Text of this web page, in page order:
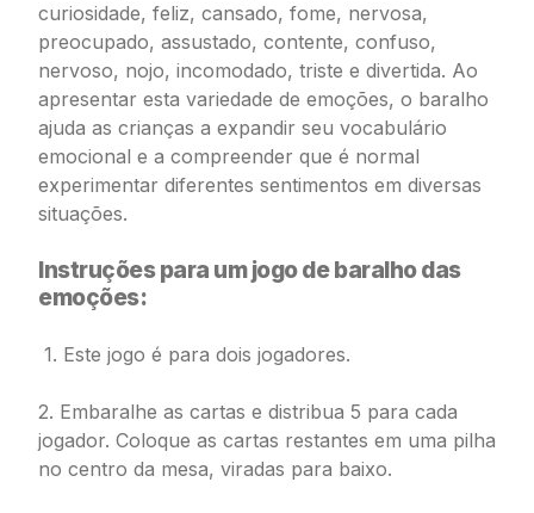
curiosidade, feliz, cansado, fome, nervosa,
preocupado, assustado, contente, confuso,
nervoso, nojo, incomodado, triste e divertida. Ao
apresentar esta variedade de emoções, o baralho
ajuda as crianças a expandir seu vocabulário
emocional e a compreender que é normal
experimentar diferentes sentimentos em diversas
situações.
Instruções para um jogo de baralho das
emoções:
1. Este jogo é para dois jogadores.
2. Embaralhe as cartas e distribua 5 para cada
jogador. Coloque as cartas restantes em uma pilha
no centro da mesa, viradas para baixo.